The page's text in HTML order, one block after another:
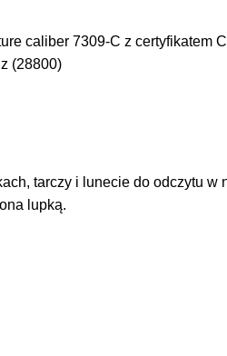
caliber 7309-C z certyfikatem
(28800)
tarczy i lunecie do odczytu w
lupką.